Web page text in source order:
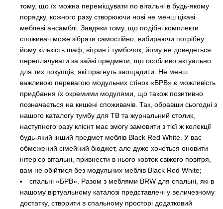
тому, що їх можна переміщувати по вітальні в будь-якому
порядку, кожного разу створюючи нові не менш цікаві
меблеві ансамблі. Завдяки тому, що подібні комплекти
споживач може зібрати самостійно, вибираючи потрібну
йому кількість шаф, вітрин і тумбочок, йому не доведеться
переплачувати за зайві предмети, що особливо актуально
для тих покупців, які прагнуть заощадити. Не менш
важливою перевагою модульних стінок «БРВ» є можливість
придбання їх окремими модулями, що також позитивно
позначається на кишені споживачів. Так, обравши сьогодні з
нашого каталогу тумбу для ТВ та журнальний столик,
наступного разу клієнт має змогу замовити з тієї ж колекції
будь-який інший предмет меблів Black Red White. У вас
обмежений сімейний бюджет, але дуже хочеться оновити
інтер’єр вітальні, привнести в нього ковток свіжого повітря,
вам не обійтися без модульних меблів Black Red White;
спальні «БРВ». Разом з меблями BRW для спальні, які в
нашому віртуальному каталозі представлені у величезному
достатку, створити в спальному просторі додатковий